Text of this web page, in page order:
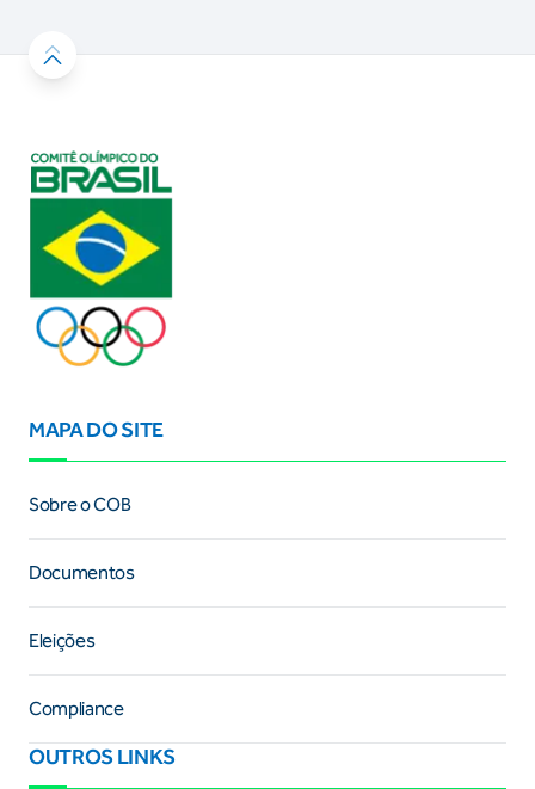
MAPA DO SITE
Sobre o COB
Documentos
Eleições
Compliance
OUTROS LINKS